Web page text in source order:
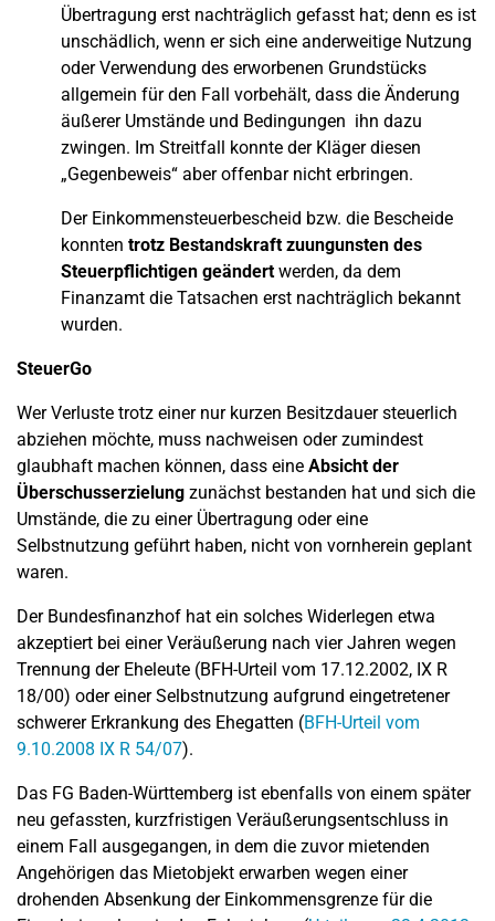
Übertragung erst nachträglich gefasst hat; denn es ist
unschädlich, wenn er sich eine anderweitige Nutzung
oder Verwendung des erworbenen Grundstücks
allgemein für den Fall vorbehält, dass die Änderung
äußerer Umstände und Bedingungen ihn dazu
zwingen. Im Streitfall konnte der Kläger diesen
„Gegenbeweis“ aber offenbar nicht erbringen.
Der Einkommensteuerbescheid bzw. die Bescheide
konnten trotz Bestandskraft zuungunsten des
Steuerpflichtigen geändertwerden, da dem
Finanzamt die Tatsachen erst nachträglich bekannt
wurden.
SteuerGo
Wer Verluste trotz einer nur kurzen Besitzdauer steuerlich
abziehen möchte, muss nachweisen oder zumindest
glaubhaft machen können, dass eine Absicht der
Überschusserzielung zunächst bestanden hat und sich die
Umstände, die zu einer Übertragung oder eine
Selbstnutzung geführt haben, nicht von vornherein geplant
waren.
Der Bundesfinanzhof hat ein solches Widerlegen etwa
akzeptiert bei einer Veräußerung nach vier Jahren wegen
Trennung der Eheleute (BFH-Urteil vom 17.12.2002, IX R
18/00) oder einer Selbstnutzung aufgrund eingetretener
schwerer Erkrankung des Ehegatten (BFH-Urteil vom
9.10.2008 IX R 54/07).
Das FG Baden-Württemberg ist ebenfalls von einem später
neu gefassten, kurzfristigen Veräußerungsentschluss in
einem Fall ausgegangen, in dem die zuvor mietenden
Angehörigen das Mietobjekt erwarben wegen einer
drohenden Absenkung der Einkommensgrenze für die